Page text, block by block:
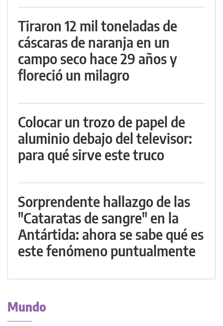
Tiraron 12 mil toneladas de
cáscaras de naranja en un
campo seco hace 29 años y
floreció un milagro
Colocar un trozo de papel de
aluminio debajo del televisor:
para qué sirve este truco
Sorprendente hallazgo de las
"Cataratas de sangre" en la
Antártida: ahora se sabe qué es
este fenómeno puntualmente
Mundo